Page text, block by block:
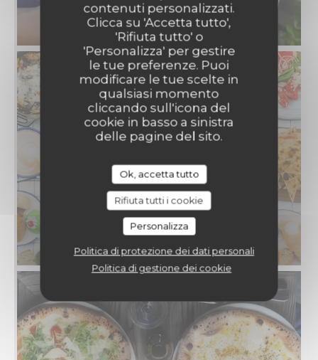
contenuti personalizzati.
Clicca su 'Accetta tutto',
'Rifiuta tutto' o
'Personalizza' per gestire
le tue preferenze. Puoi
modificare le tue scelte in
qualsiasi momento
cliccando sull'icona del
cookie in basso a sinistra
delle pagine del sito.
Ok, accetta tutto
Rifiuta tutti i cookie
Personalizza
Politica di protezione dei dati personali
Politica di gestione dei cookie